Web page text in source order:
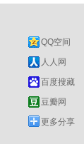
QQ空间
人人网
百度搜藏
豆瓣网
更多分享